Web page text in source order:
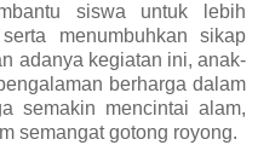
siswa untuk lebih
menumbuhkan sikap
adanya kegiatan ini, anak-
berharga dalam
semakin mencintai alam,
semangat gotong royong.